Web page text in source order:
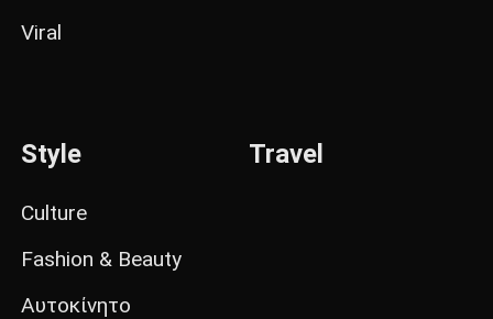
Viral
Style
Culture
Fashion & Beauty
Αυτοκίνητο
Travel